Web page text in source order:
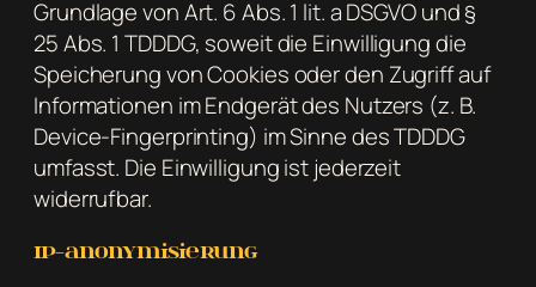
Grundlage von Art. 6 Abs. 1 lit. a DSGVO und §
25 Abs. 1 TDDDG, soweit die Einwilligung die
Speicherung von Cookies oder den Zugriff auf
Informationen im Endgerät des Nutzers (z. B.
Device-Fingerprinting) im Sinne des TDDDG
umfasst. Die Einwilligung ist jederzeit
widerrufbar.
IP-Anonymisierung